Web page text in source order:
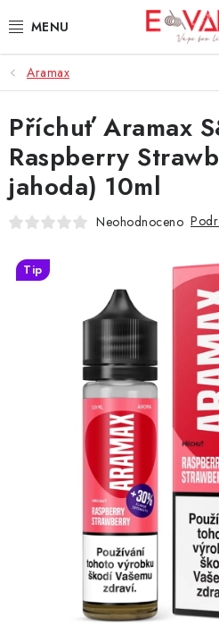
na
3D TISK
TIPY ZA DOBROU CENU
AROMATA A PŘÍCHUTĚ
BÁZE
E-LIQUIDY
NIKOTINOVÉ SÁČKY
DÁRKOVÉ VOUCHERY
ATOMIZÉRY A CARTRIDGE
BATERIE A NABÍJEČKY
GRIPY & MODY
Aramax
Příchuť Aramax
Raspberry
jahoda) 10ml
Neohodnoceno
Tip